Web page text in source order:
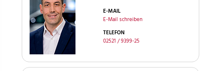
E-MAIL
E-Mail schreiben
TELEFON
02521 / 9399-25